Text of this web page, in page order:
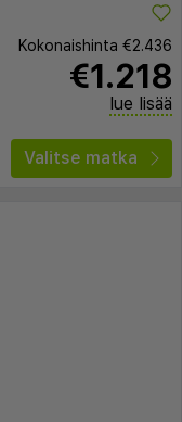
Kokonaishinta €2.436
€1.218
lue lisää
Valitse matka